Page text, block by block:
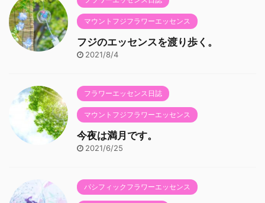
マウントフジフラワーエッセンス
フジのエッセンスを渡り歩く。
2021/8/4
フラワーエッセンス日誌
マウントフジフラワーエッセンス
今夜は満月です。
2021/6/25
パシフィックフラワーエッセンス